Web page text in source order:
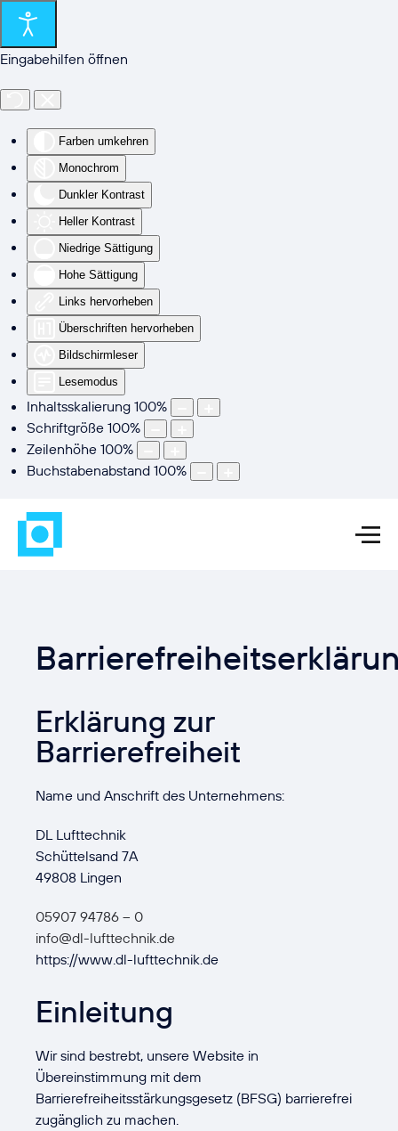
Eingabehilfen öffnen
Farben umkehren
Monochrom
Dunkler Kontrast
Heller Kontrast
Niedrige Sättigung
Hohe Sättigung
Links hervorheben
Überschriften hervorheben
Bildschirmleser
Lesemodus
Inhaltsskalierung 100%
Schriftgröße 100%
Zeilenhöhe 100%
Buchstabenabstand 100%
Zum Hauptinhalt springen
Erklärung zur
Barrierefreiheit
Name und Anschrift des Unternehmens:
DL Lufttechnik
Schüttelsand 7A
49808 Lingen
05907 94786 – 0
info@dl-lufttechnik.de
https://www.dl-lufttechnik.de
Einleitung
Wir sind bestrebt, unsere Website in
Übereinstimmung mit dem
Barrierefreiheitsstärkungsgesetz (BFSG) barrierefrei
zugänglich zu machen.